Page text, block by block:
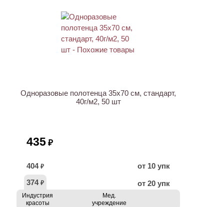
Одноразовые полотенца 35х70 см, стандарт,
40г/м2, 50 шт
435 ₽
404 ₽
от 10 упк
374 ₽ от 20 упк
Индустрия
красоты
Мед.
учреждение